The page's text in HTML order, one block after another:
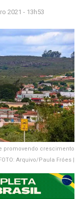
2021 - 13h53
promovendo crescimento
Arquivo/Paula Fróes |